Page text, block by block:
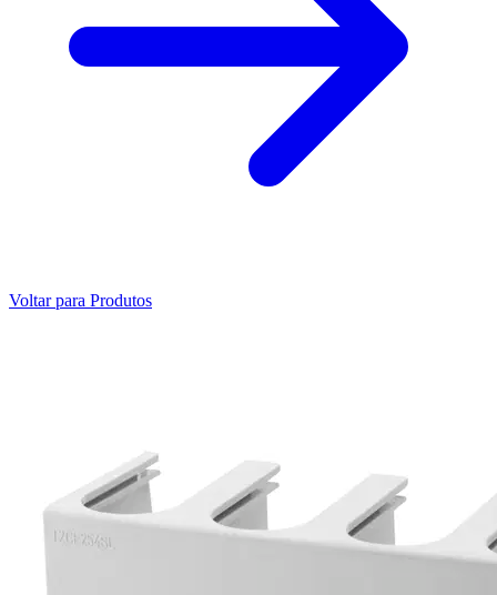
Voltar para Produtos